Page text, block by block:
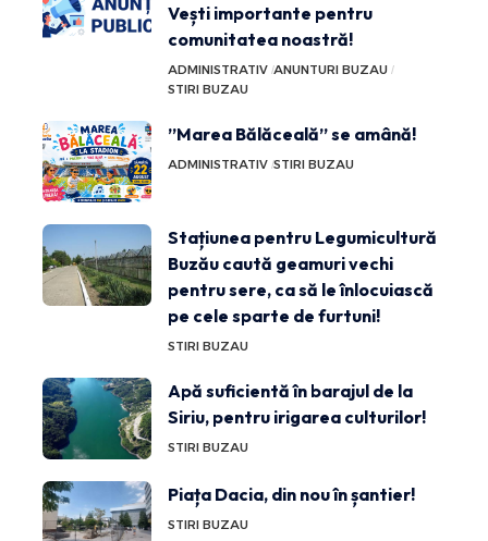
Vești importante pentru
comunitatea noastră!
ADMINISTRATIV ANUNTURI BUZAU
STIRI BUZAU
”Marea Bălăceală” se amână!
ADMINISTRATIV STIRI BUZAU
Stațiunea pentru Legumicultură
Buzău caută geamuri vechi
pentru sere, ca să le înlocuiască
pe cele sparte de furtuni!
STIRI BUZAU
Apă suficientă în barajul de la
Siriu, pentru irigarea culturilor!
STIRI BUZAU
Piața Dacia, din nou în șantier!
STIRI BUZAU